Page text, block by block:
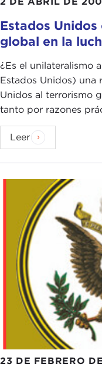
Estados
global en la
¿Es el unilateralismo
Estados Unidos) una
Unidos al terrorismo
tanto por razones
Leer
23 DE FEBRERO